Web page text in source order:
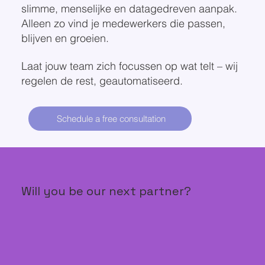
slimme, menselijke en datagedreven aanpak.
Alleen zo vind je medewerkers die passen,
blijven en groeien.
Laat jouw team zich focussen op wat telt – wij
regelen de rest, geautomatiseerd.
Schedule a free consultation
Will you be our next partner?